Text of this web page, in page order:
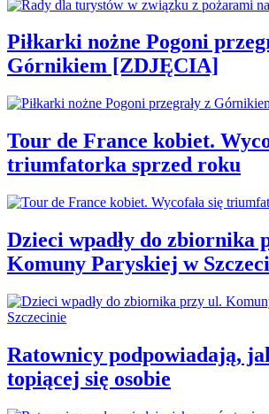
Piłkarki nożne Pogoni
Górnikiem [ZDJĘCIA]
Tour de France kobiet.
triumfatorka sprzed roku
Dzieci wpadły do zbiornika
Komuny Paryskiej w
Ratownicy podpowiadają,
topiącej się osobie